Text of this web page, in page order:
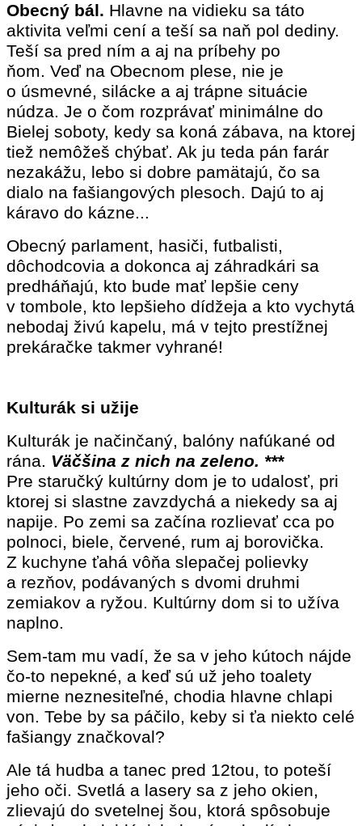
Obecný bál. Hlavne na vidieku sa táto
aktivita veľmi cení a teší sa naň pol dediny.
Teší sa pred ním a aj na príbehy po
ňom. Veď na Obecnom plese, nie je
o úsmevné, silácke a aj trápne situácie
núdza. Je o čom rozprávať minimálne do
Bielej soboty, kedy sa koná zábava, na ktorej
tiež nemôžeš chýbať. Ak ju teda pán farár
nezakážu, lebo si dobre pamätajú, čo sa
dialo na fašiangových plesoch. Dajú to aj
káravo do kázne...
Obecný parlament, hasiči, futbalisti,
dôchodcovia a dokonca aj záhradkári sa
predháňajú, kto bude mať lepšie ceny
v tombole, kto lepšieho dídžeja a kto vychytá
nebodaj živú kapelu, má v tejto prestížnej
prekáračke takmer vyhrané!
Kulturák si užije
Kulturák je načinčaný, balóny nafúkané od
rána. Väčšina z nich na zeleno. ***
Pre staručký kultúrny dom je to udalosť, pri
ktorej si slastne zavzdychá a niekedy sa aj
napije. Po zemi sa začína rozlievať cca po
polnoci, biele, červené, rum aj borovička.
Z kuchyne ťahá vôňa slepačej polievky
a rezňov, podávaných s dvomi druhmi
zemiakov a ryžou. Kultúrny dom si to užíva
naplno.
Sem-tam mu vadí, že sa v jeho kútoch nájde
čo-to nepekné, a keď sú už jeho toalety
mierne neznesiteľné, chodia hlavne chlapi
von. Tebe by sa páčilo, keby si ťa niekto celé
fašiangy značkoval?
Ale tá hudba a tanec pred 12tou, to poteší
jeho oči. Svetlá a lasery sa z jeho okien,
zlievajú do svetelnej šou, ktorá spôsobuje